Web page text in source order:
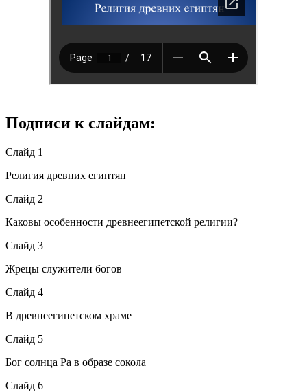
Подписи к слайдам:
Слайд 1
Религия древних египтян
Слайд 2
Каковы особенности древнеегипетской религии?
Слайд 3
Жрецы служители богов
Слайд 4
В древнеегипетском храме
Слайд 5
Бог солнца Ра в образе сокола
Слайд 6